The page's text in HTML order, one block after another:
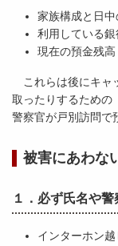
家族構成と日中
利用している銀
現在の預金残高
これらは後にキャ
取ったりするための
警察官が戸別訪問で
被害にあわな
１．必ず氏名や警
インターホン